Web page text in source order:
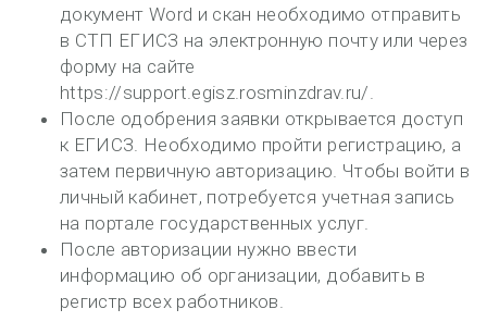
документ Word и скан необходимо отправить
в СТП ЕГИСЗ на электронную почту или через
форму на сайте
https://support.egisz.rosminzdrav.ru/.
После одобрения заявки открывается доступ
к ЕГИСЗ. Необходимо пройти регистрацию, а
затем первичную авторизацию. Чтобы войти в
личный кабинет, потребуется учетная запись
на портале государственных услуг.
После авторизации нужно ввести
информацию об организации, добавить в
регистр всех работников.